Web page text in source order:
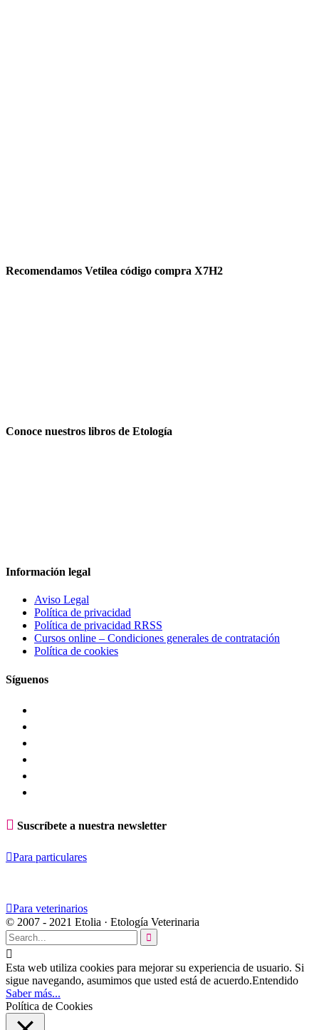
Recomendamos Vetilea código compra X7H2
Conoce nuestros libros de Etología
Información legal
Aviso Legal
Política de privacidad
Política de privacidad RRSS
Cursos online – Condiciones generales de contratación
Política de cookies
Síguenos
 Suscríbete a nuestra newsletter
Para particulares
Para veterinarios
© 2007 - 2021 Etolia · Etología Veterinaria


Esta web utiliza cookies para mejorar su experiencia de usuario. Si
sigue navegando, asumimos que usted está de acuerdo.Entendido
Saber más...
Política de Cookies